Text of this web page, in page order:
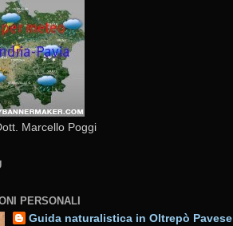
Marcello Poggi
PERSONALI
Guida naturalistica in Oltrepò Pavese